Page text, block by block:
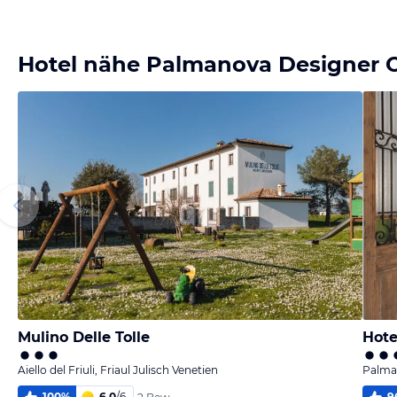
Hotel nähe Palmanova Designer
Mulino Delle Tolle
Aiello del Friuli, Friaul Julisch Venetien